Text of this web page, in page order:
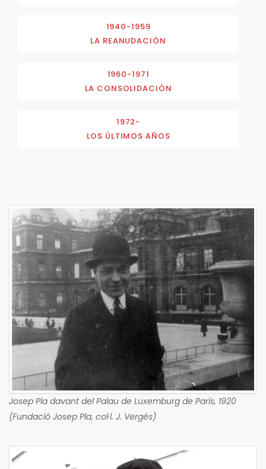
1940-1959
LA REANUDACIÓN
1960-1971
LA CONSOLIDACIÓN
1972-
LOS ÚLTIMOS AÑOS
Josep Pla davant del Palau de Luxemburg de París, 1920
(Fundació Josep Pla, col·l. J. Vergés)